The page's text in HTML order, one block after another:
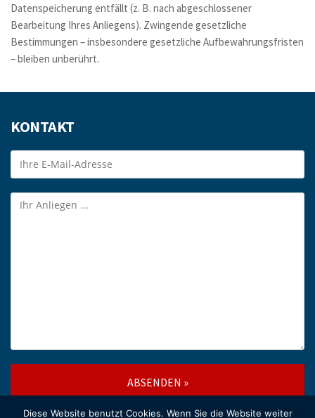
Datenspeicherung entfällt (z. B. nach abgeschlossener
Bearbeitung Ihres Anliegens). Zwingende gesetzliche
Bestimmungen – insbesondere gesetzliche Aufbewahrungsfristen
– bleiben unberührt.
KONTAKT
Diese Website benutzt Cookies. Wenn Sie die Website weiter